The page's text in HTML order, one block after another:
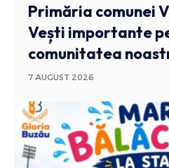
Primăria comunei
Vești importante
comunitatea
7 AUGUST 2026